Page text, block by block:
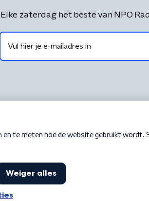
Elke zaterdag het beste van NPO